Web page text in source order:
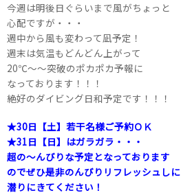
今週は明後日ぐらいまで風がちょっと
心配ですが・・・
週中から風も変わって凪予定！
週末は気温もどんどん上がって
20℃～～突破のポカポカ予報に
なっております！！！
絶好のダイビング日和予定です！！！
★30日【土】若干名様ご予約ＯＫ
★31日【日】はガラガラ・・・
超の～んびりな予定となっております
のでぜひ是非のんびりリフレッシュしに
潜りにきてください！